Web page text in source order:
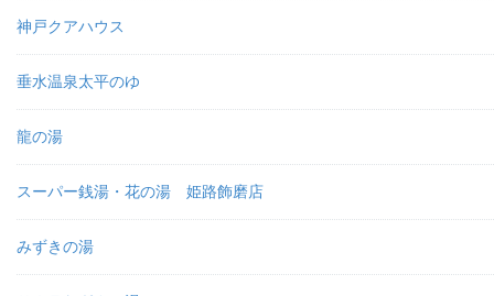
神戸クアハウス
垂水温泉太平のゆ
龍の湯
スーパー銭湯・花の湯 姫路飾磨店
みずきの湯